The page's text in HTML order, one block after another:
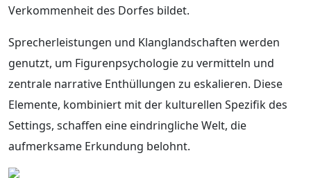
Verkommenheit des Dorfes bildet.
Sprecherleistungen und Klanglandschaften werden
genutzt, um Figurenpsychologie zu vermitteln und
zentrale narrative Enthüllungen zu eskalieren. Diese
Elemente, kombiniert mit der kulturellen Spezifik des
Settings, schaffen eine eindringliche Welt, die
aufmerksame Erkundung belohnt.